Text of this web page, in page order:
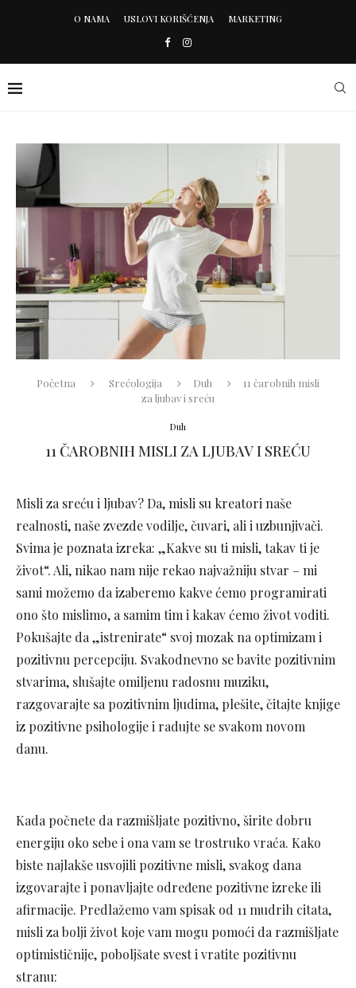
O NAMA USLOVI KORIŠĆENJA MARKETING
Početna Srećologija Duh
11 čarobnih misli
za ljubav i sreću
Duh
11 ČAROBNIH MISLI ZA LJUBAV I SREĆU
Misli za sreću i ljubav? Da, misli su kreatori naše
realnosti, naše zvezde vodilje, čuvari, ali i uzbunjivači.
Svima je poznata izreka: „Kakve su ti misli, takav ti je
život“. Ali, nikao nam nije rekao najvažniju stvar – mi
sami možemo da izaberemo kakve ćemo programirati
ono što mislimo, a samim tim i kakav ćemo život voditi.
Pokušajte da „istrenirate“ svoj mozak na optimizam i
pozitivnu percepciju. Svakodnevno se bavite pozitivnim
stvarima, slušajte omiljenu radosnu muziku,
razgovarajte sa pozitivnim ljudima, plešite, čitajte knjige
iz pozitivne psihologije i radujte se svakom novom
danu.
Kada počnete da razmišljate pozitivno, širite dobru
energiju oko sebe i ona vam se trostruko vraća. Kako
biste najlakše usvojili pozitivne misli, svakog dana
izgovarajte i ponavljajte određene pozitivne izreke ili
afirmacije. Predlažemo vam spisak od 11 mudrih citata,
misli za bolji život koje vam mogu pomoći da razmišljate
optimističnije, poboljšate svest i vratite pozitivnu
stranu: